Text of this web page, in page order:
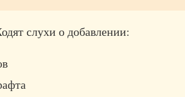
слухи о добавлении: